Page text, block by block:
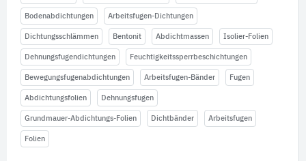
Bodenabdichtungen Arbeitsfugen-Dichtungen
Dichtungsschlämmen Bentonit Abdichtmassen Isolier-Folien
Dehnungsfugendichtungen Feuchtigkeitssperrbeschichtungen
Bewegungsfugenabdichtungen Arbeitsfugen-Bänder Fugen
Abdichtungsfolien Dehnungsfugen
Grundmauer-Abdichtungs-Folien Dichtbänder Arbeitsfugen
Folien